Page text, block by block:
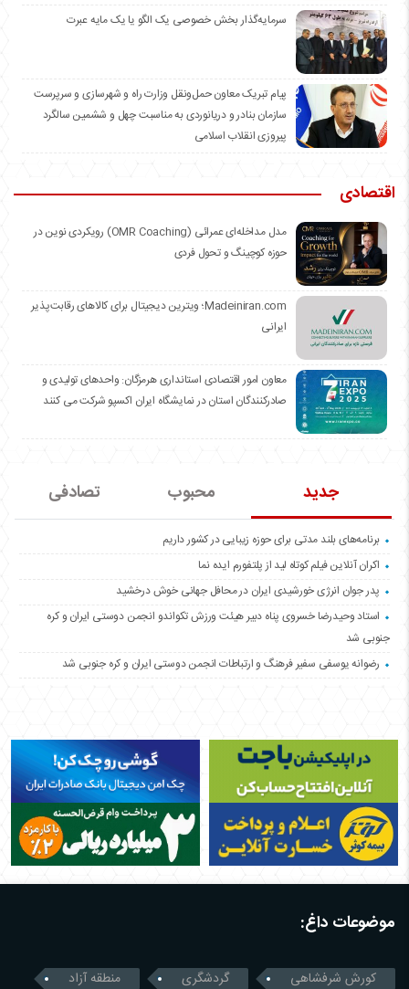
سرمایه‌گذار بخش خصوصی یک الگو یا یک مایه عبرت
️پیام تبریک معاون حمل‌ونقل وزارت راه و شهرسازی و سرپرست
سازمان بنادر و دریانوردی به مناسبت چهل و ششمین سالگرد
پیروزی انقلاب اسلامی
اقتصادی
مدل مداخله‌ای عمرائی (OMR Coaching) رویکردی نوین در
حوزه کوچینگ و تحول فردی
Madeiniran.com؛ ویترین دیجیتال برای کالاهای رقابت‌پذیر
ایرانی
معاون امور اقتصادی استانداری هرمزگان: واحدهای تولیدی و
صادرکنندگان استان در نمایشگاه ایران اکسپو شرکت می کنند
جدید محبوب تصادفی
برنامه‌های بلند مدتی برای حوزه زیبایی در کشور داریم
اکران آنلاین فیلم کوتاه لید از پلتفورم ایده نما
پدر جوان انرژی خورشیدی ایران در محافل جهانی خوش درخشید
استاد وحیدرضا خسروی پناه دبیر هیئت ورزش تکواندو انجمن دوستی ایران و کره
جنوبی شد
رضوانه یوسفی سفیر فرهنگ و ارتباطات انجمن دوستی ایران و کره جنوبی شد
موضوعات داغ:
کورش شرفشاهی گردشگری منطقه آزاد